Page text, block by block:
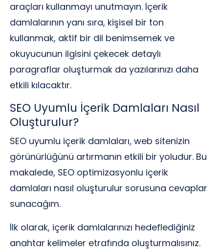
araçları kullanmayı unutmayın. İçerik
damlalarının yanı sıra, kişisel bir ton
kullanmak, aktif bir dil benimsemek ve
okuyucunun ilgisini çekecek detaylı
paragraflar oluşturmak da yazılarınızı daha
etkili kılacaktır.
SEO Uyumlu İçerik Damlaları Nasıl
Oluşturulur?
SEO uyumlu içerik damlaları, web sitenizin
görünürlüğünü artırmanın etkili bir yoludur. Bu
makalede, SEO optimizasyonlu içerik
damlaları nasıl oluşturulur sorusuna cevaplar
sunacağım.
İlk olarak, içerik damlalarınızı hedeflediğiniz
anahtar kelimeler etrafında oluşturmalısınız.